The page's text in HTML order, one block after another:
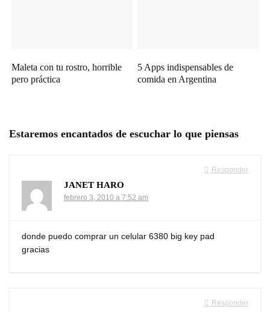
Maleta con tu rostro, horrible
pero práctica
5 Apps indispensables de
comida en Argentina
Estaremos encantados de escuchar lo que piensas
Responder
JANET HARO
febrero 3, 2010 a 7:52 am
donde puedo comprar un celular 6380 big key pad
gracias
Responder